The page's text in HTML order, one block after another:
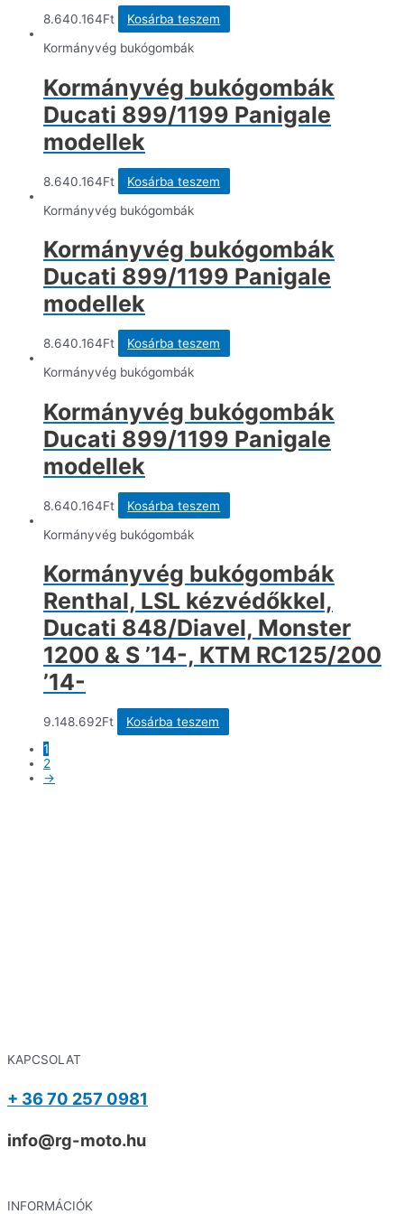
8.640.164Ft
Kosárba teszem
Kormányvég bukógombák
Kormányvég bukógombák
Ducati 899/1199 Panigale
modellek
8.640.164Ft
Kosárba teszem
Kormányvég bukógombák
Kormányvég bukógombák
Ducati 899/1199 Panigale
modellek
8.640.164Ft
Kosárba teszem
Kormányvég bukógombák
Kormányvég bukógombák
Ducati 899/1199 Panigale
modellek
8.640.164Ft
Kosárba teszem
Kormányvég bukógombák
Kormányvég bukógombák
Renthal, LSL kézvédőkkel,
Ducati 848/Diavel, Monster
1200 & S ’14-, KTM RC125/200
’14-
9.148.692Ft
Kosárba teszem
1
2
→
KAPCSOLAT
+ 36 70 257 0981
info@rg-moto.hu
INFORMÁCIÓK